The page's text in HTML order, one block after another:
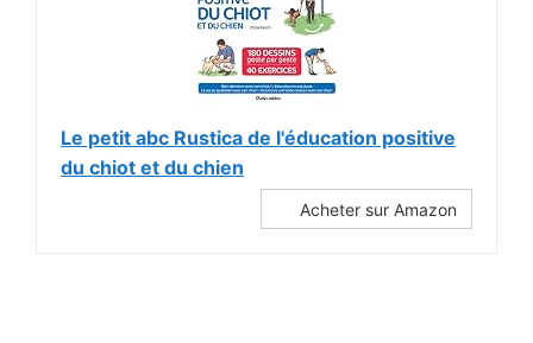
Le petit abc Rustica de l'éducation positive
du chiot et du chien
Acheter sur Amazon